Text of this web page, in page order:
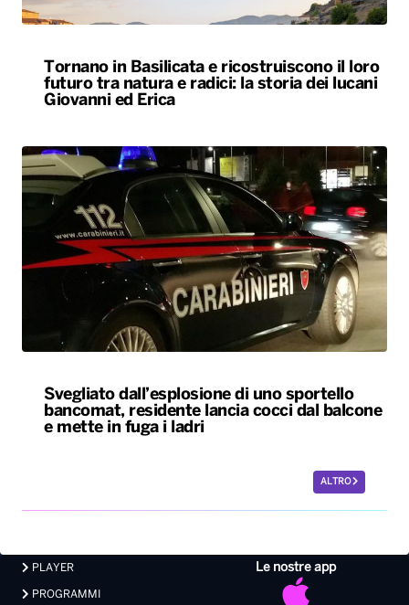
Svegliato dall’esplosione di uno sportello
bancomat, residente lancia cocci dal balcone
e mette in fuga i ladri
ALTRO
PLAYER
LAVORA CON NOI